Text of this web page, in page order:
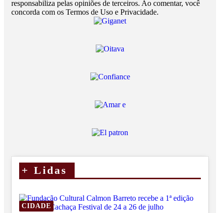
responsabiliza pelas opiniões de terceiros. Ao comentar, você
concorda com os Termos de Uso e Privacidade.
+ Lidas
CIDADE